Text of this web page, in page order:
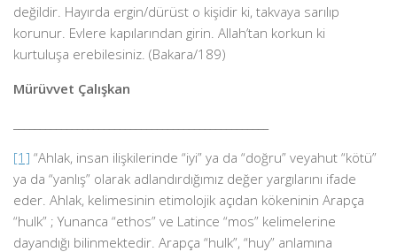
değildir. Hayırda ergin/dürüst o kişidir ki, takvaya sarılıp
korunur. Evlere kapılarından girin. Allah’tan korkun ki
kurtuluşa erebilesiniz. (Bakara/189)
Mürüvvet Çalışkan
[1] “Ahlak, insan ilişkilerinde “iyi” ya da “doğru” veyahut “kötü”
ya da “yanlış” olarak adlandırdığımız değer yargılarını ifade
eder. Ahlak, kelimesinin etimolojik açıdan kökeninin Arapça
“hulk” ; Yunanca “ethos” ve Latince “mos” kelimelerine
dayandığı bilinmektedir. Arapça “hulk”, “huy” anlamına